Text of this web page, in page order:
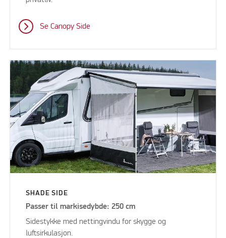
Se Canopy Side
SHADE SIDE
Passer til markisedybde: 250 cm
Sidestykke med nettingvindu for skygge og
luftsirkulasjon.